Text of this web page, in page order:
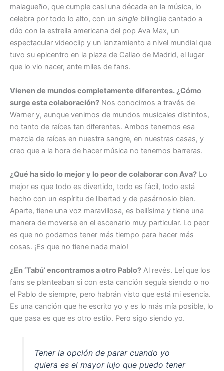
malagueño, que cumple casi una década en la música, lo
celebra por todo lo alto, con un single bilingüe cantado a
dúo con la estrella americana del pop Ava Max, un
espectacular videoclip y un lanzamiento a nivel mundial que
tuvo su epicentro en la plaza de Callao de Madrid, el lugar
que lo vio nacer, ante miles de fans.
Vienen de mundos completamente diferentes. ¿Cómo
surge esta colaboración? Nos conocimos a través de
Warner y, aunque venimos de mundos musicales distintos,
no tanto de raíces tan diferentes. Ambos tenemos esa
mezcla de raíces en nuestra sangre, en nuestras casas, y
creo que a la hora de hacer música no tenemos barreras.
¿Qué ha sido lo mejor y lo peor de colaborar con Ava? Lo
mejor es que todo es divertido, todo es fácil, todo está
hecho con un espíritu de libertad y de pasárnoslo bien.
Aparte, tiene una voz maravillosa, es bellísima y tiene una
manera de moverse en el escenario muy particular. Lo peor
es que no podamos tener más tiempo para hacer más
cosas. ¡Es que no tiene nada malo!
¿En ‘Tabú’ encontramos a otro Pablo? Al revés. Leí que los
fans se planteaban si con esta canción seguía siendo o no
el Pablo de siempre, pero habrán visto que está mi esencia.
Es una canción que he escrito yo y es lo más mía posible, lo
que pasa es que es otro estilo. Pero sigo siendo yo.
Tener la opción de parar cuando yo
quiera es el mayor lujo que puedo tener